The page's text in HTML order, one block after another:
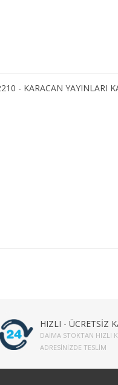
- KARACAN YAYINLARI
HIZLI - ÜCRETSİZ
DAIMA STOKTAN HIZLI
ADRESINIZDE TESLIM